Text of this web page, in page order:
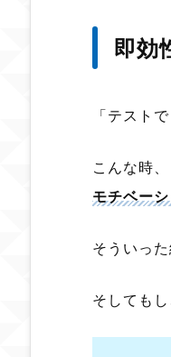
即効
「テスト
こんな時、
モチベー
そういっ
そしてもし